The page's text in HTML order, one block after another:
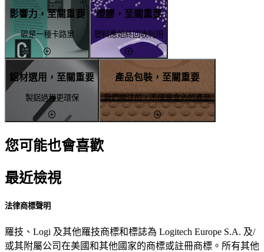
影響力，至關重要
碳是一種卡路里
塑膠，至關重要
塑料應始終回收利用
鋁材選用，至關重要
製鋁過程更環保
產品包裝，至關重要
我們關注的，不僅是盒內的產品
您可能也會喜歡
最近檢視
法律商標聲明
羅技、Logi 及其他羅技商標和標誌為 Logitech Europe S.A. 及/
或其附屬公司在美國和其他國家的商標或註冊商標。所有其他